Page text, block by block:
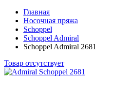
Главная
Носочная пряжа
Schoppel
Schoppel Admiral
Schoppel Admiral 2681
Товар отсутствует